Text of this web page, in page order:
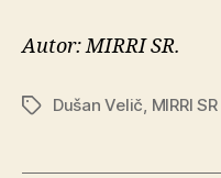
Autor: MIRRI SR.
ZnačkyDušan Velič MIRRI SR